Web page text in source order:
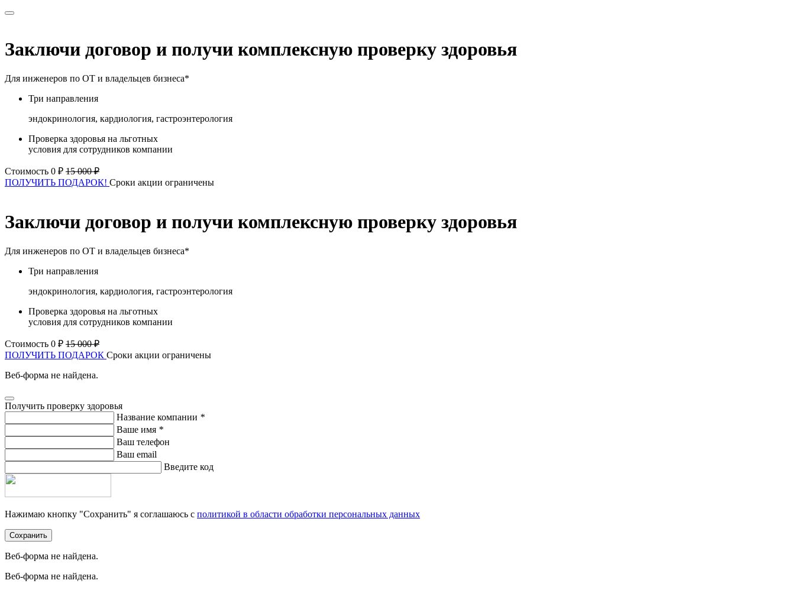
Заключи договор и получи комплексную проверку здоровья
Для инженеров по ОТ и владельцев бизнеса*
Три направления
эндокринология, кардиология, гастроэнтерология
Проверка здоровья на льготных
условия для сотрудников компании
Стоимость 0 ₽ 15 000 ₽
ПОЛУЧИТЬ ПОДАРОК! Сроки акции ограничены
Заключи договор и получи комплексную проверку здоровья
Для инженеров по ОТ и владельцев бизнеса*
Три направления
эндокринология, кардиология, гастроэнтерология
Проверка здоровья на льготных
условия для сотрудников компании
Стоимость 0 ₽ 15 000 ₽
ПОЛУЧИТЬ ПОДАРОК Сроки акции ограничены
Веб-форма не найдена.
Получить проверку здоровья
Название компании *
Ваше имя *
Ваш телефон
Ваш email
Введите код
Нажимаю кнопку "Сохранить" я соглашаюсь с политикой в области обработки персональных данных
Сохранить
Веб-форма не найдена.
Веб-форма не найдена.